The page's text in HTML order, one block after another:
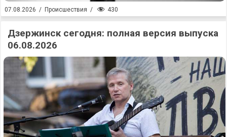
07.08.2026 / Происшествия / 430
Дзержинск сегодня: полная версия выпуска
06.08.2026